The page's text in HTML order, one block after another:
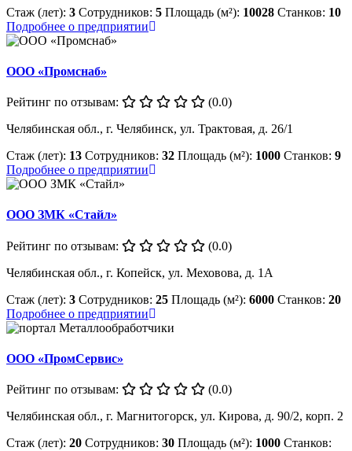
Стаж (лет): 3 Сотрудников: 5 Площадь (м²): 10028 Станков: 10
Подробнее о предприятии
ООО «Промснаб»
Рейтинг по отзывам:
(0.0)
Челябинская обл., г. Челябинск, ул. Трактовая, д. 26/1
Стаж (лет): 13 Сотрудников: 32 Площадь (м²): 1000 Станков: 9
Подробнее о предприятии
ООО ЗМК «Стайл»
Рейтинг по отзывам:
(0.0)
Челябинская обл., г. Копейск, ул. Меховова, д. 1А
Стаж (лет): 3 Сотрудников: 25 Площадь (м²): 6000 Станков: 20
Подробнее о предприятии
ООО «ПромСервис»
Рейтинг по отзывам:
(0.0)
Челябинская обл., г. Магнитогорск, ул. Кирова, д. 90/2, корп. 2
Стаж (лет): 20 Сотрудников: 30 Площадь (м²): 1000 Станков: